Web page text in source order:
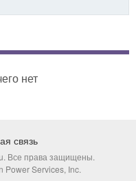
нет
связь
Все права защищены.
Power Services, Inc.